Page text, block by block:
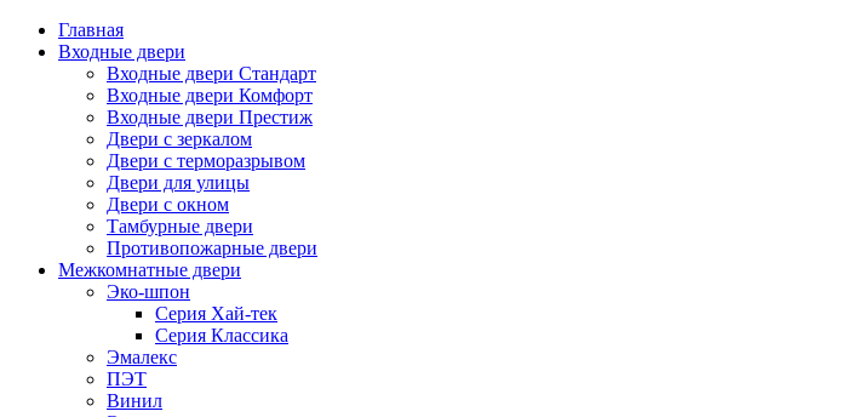
Главная
Входные двери
Входные двери Стандарт
Входные двери Комфорт
Входные двери Престиж
Двери с зеркалом
Двери с терморазрывом
Двери для улицы
Двери с окном
Тамбурные двери
Противопожарные двери
Межкомнатные двери
Эко-шпон
Серия Хай-тек
Серия Классика
Эмалекс
ПЭТ
Винил